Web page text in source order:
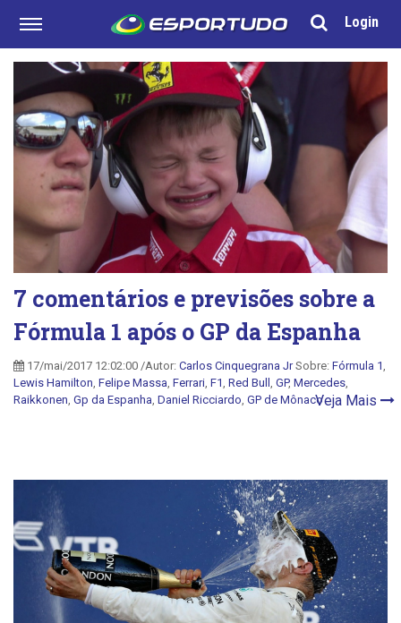
Login
7 comentários e previsões sobre a
Fórmula 1 após o GP da Espanha
17/mai/2017 12:02:00 /Autor: Carlos Cinquegrana JrSobre: Fórmula 1
Lewis Hamilton Felipe Massa Ferrari F1 Red Bull GP, Mercedes
Raikkonen Gp da Espanha Daniel Ricciardo GP de MônacoVeja Mais